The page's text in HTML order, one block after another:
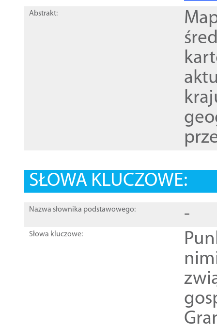
Abstrakt:
SŁOWA KLUCZOWE:
Nazwa słownika podstawowego: -
Słowa kluczowe: